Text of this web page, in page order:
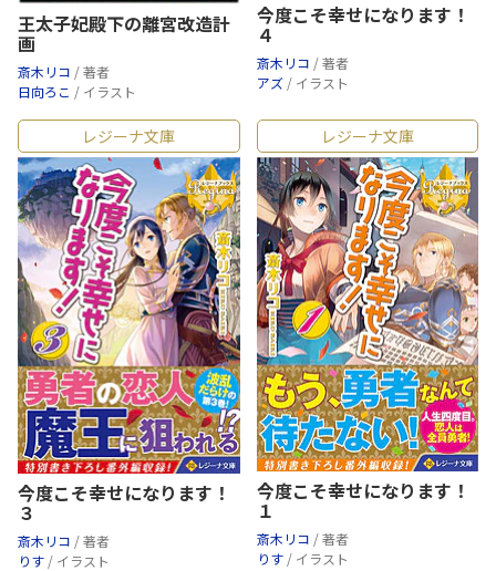
王太子妃殿下の離宮改造計
画
斎木リコ / 著者
日向ろこ / イラスト
今度こそ幸せになります！
４
斎木リコ / 著者
アズ / イラスト
レジーナ文庫
今度こそ幸せになります！
３
斎木リコ / 著者
りす / イラスト
レジーナ文庫
今度こそ幸せになります！
１
斎木リコ / 著者
りす / イラスト